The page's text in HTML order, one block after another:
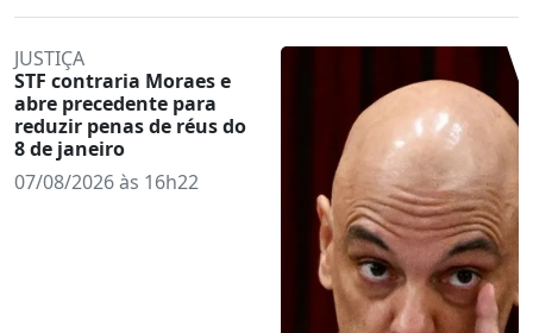
JUSTIÇA
STF contraria Moraes e
abre precedente para
reduzir penas de réus do
8 de janeiro
07/08/2026 às 16h22